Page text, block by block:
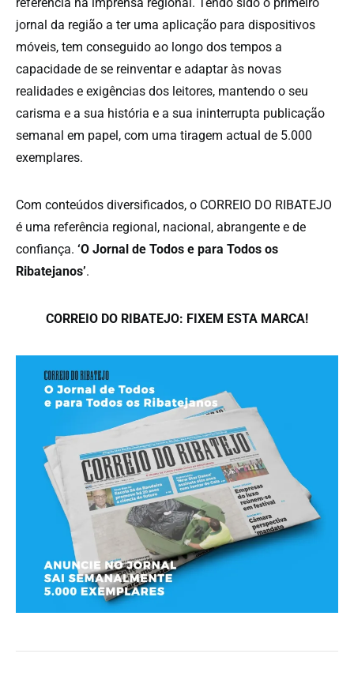
jornal da região a ter uma aplicação para dispositivos
móveis, tem conseguido ao longo dos tempos a
capacidade de se reinventar e adaptar às novas
realidades e exigências dos leitores, mantendo o seu
carisma e a sua história e a sua ininterrupta publicação
semanal em papel, com uma tiragem actual de 5.000
exemplares.
Com conteúdos diversificados, o CORREIO DO RIBATEJO
é uma referência regional, nacional, abrangente e de
confiança. ‘O Jornal de Todos e para Todos os
Ribatejanos’.
CORREIO DO RIBATEJO: FIXEM ESTA MARCA!